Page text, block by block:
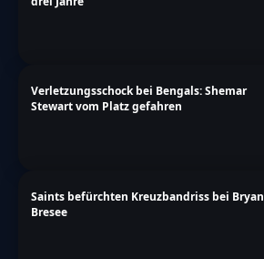
Verletzungsschock bei Bengals: Shemar
Stewart vom Platz gefahren
Saints befürchten Kreuzbandriss bei Bryan
Bresee